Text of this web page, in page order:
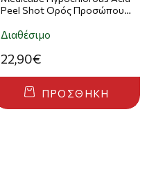
Peel Shot Ορός Προσώπου
Διαθέσιμο
22,90€
ΠΡΟΣΘΉΚΗ